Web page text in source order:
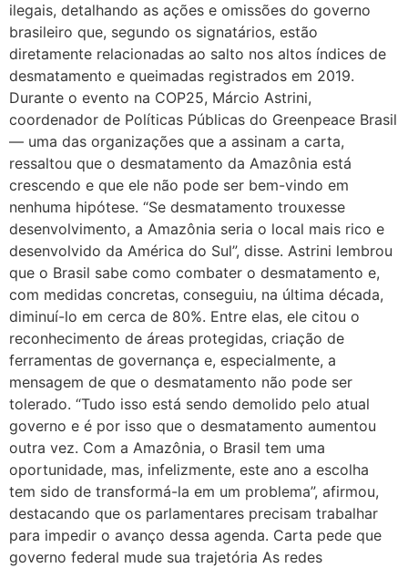
ilegais, detalhando as ações e omissões do governo
brasileiro que, segundo os signatários, estão
diretamente relacionadas ao salto nos altos índices de
desmatamento e queimadas registrados em 2019.
Durante o evento na COP25, Márcio Astrini,
coordenador de Políticas Públicas do Greenpeace Brasil
— uma das organizações que a assinam a carta,
ressaltou que o desmatamento da Amazônia está
crescendo e que ele não pode ser bem-vindo em
nenhuma hipótese. “Se desmatamento trouxesse
desenvolvimento, a Amazônia seria o local mais rico e
desenvolvido da América do Sul”, disse. Astrini lembrou
que o Brasil sabe como combater o desmatamento e,
com medidas concretas, conseguiu, na última década,
diminuí-lo em cerca de 80%. Entre elas, ele citou o
reconhecimento de áreas protegidas, criação de
ferramentas de governança e, especialmente, a
mensagem de que o desmatamento não pode ser
tolerado. “Tudo isso está sendo demolido pelo atual
governo e é por isso que o desmatamento aumentou
outra vez. Com a Amazônia, o Brasil tem uma
oportunidade, mas, infelizmente, este ano a escolha
tem sido de transformá-la em um problema”, afirmou,
destacando que os parlamentares precisam trabalhar
para impedir o avanço dessa agenda. Carta pede que
governo federal mude sua trajetória As redes